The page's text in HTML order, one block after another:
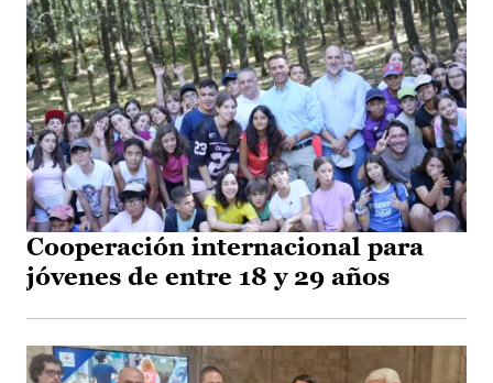
Cooperación internacional para
jóvenes de entre 18 y 29 años